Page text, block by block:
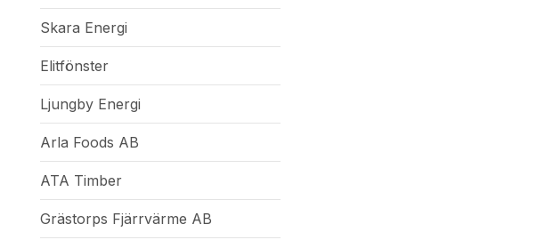
Skara Energi
Elitfönster
Ljungby Energi
Arla Foods AB
ATA Timber
Grästorps Fjärrvärme AB